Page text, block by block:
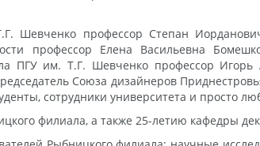
Шевченко профессор Степан
профессор Елена Васильевна
ПГУ им. Т.Г. Шевченко профессор Игорь
Союза дизайнеров
сотрудники университета и просто
филиала, а также 25-летию кафедры